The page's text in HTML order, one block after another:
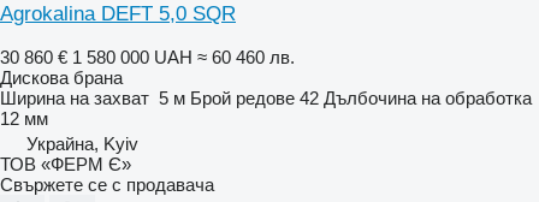
Agrokalina DEFT 5,0 SQR
30 860 € 1 580 000 UAH ≈ 60 460 лв.
Дискова брана
Ширина на захват 5 м Брой редове 42 Дълбочина на обработка
12 мм
Украйна, Kyiv
ТОВ «ФЕРМ Є»
Свържете се с продавача